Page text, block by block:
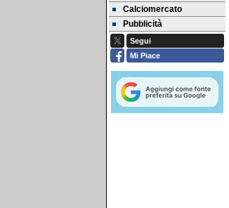
Calciomercato
Pubblicità
Segui
Mi Piace